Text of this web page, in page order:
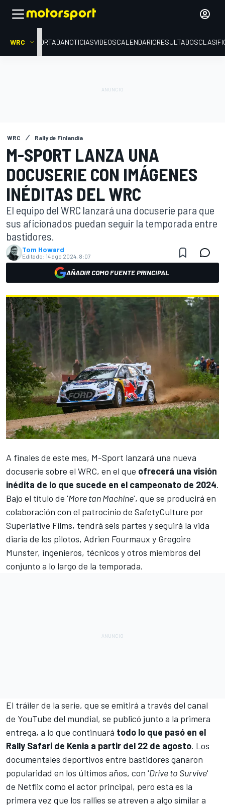
WRC PORTADANOTICIASVIDEOSCALENDARIORESULTADOS
WRC Rally de Finlandia
M-SPORT LANZA UNA
DOCUSERIE CON IMÁGENES
INÉDITAS DEL WRC
El equipo del WRC lanzará una docuserie para que
sus aficionados puedan seguir la temporada entre
bastidores.
Tom Howard
Editado: 14 ago 2024, 8:07
AÑADIR COMO FUENTE PRINCIPAL
A finales de este mes, M-Sport lanzará una nueva
docuserie sobre el WRC, en el que ofrecerá una visión
inédita de lo que sucede en el campeonato de 2024.
Bajo el título de 'More tan Machine', que se producirá en
colaboración con el patrocinio de SafetyCulture por
Superlative Films, tendrá seis partes y seguirá la vida
diaria de los pilotos, Adrien Fourmaux y Gregoire
Munster, ingenieros, técnicos y otros miembros del
conjunto a lo largo de la temporada.
El tráiler de la serie, que se emitirá a través del canal
de YouTube del mundial, se publicó junto a la primera
entrega, a lo que continuará todo lo que pasó en el
Rally Safari de Kenia a partir del 22 de agosto. Los
documentales deportivos entre bastidores ganaron
popularidad en los últimos años, con 'Drive to Survive'
de Netflix como el actor principal, pero esta es la
primera vez que los rallies se atreven a algo similar a